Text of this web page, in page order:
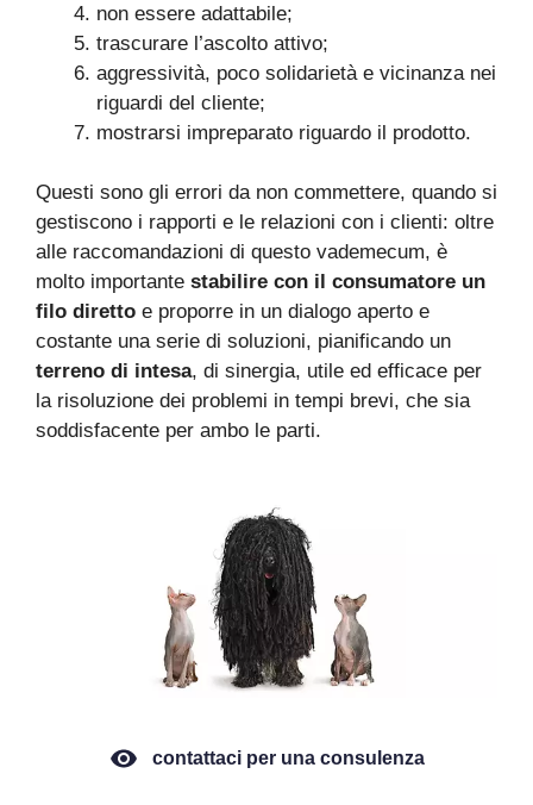
non essere adattabile;
trascurare l’ascolto attivo;
aggressività, poco solidarietà e vicinanza nei
riguardi del cliente;
mostrarsi impreparato riguardo il prodotto.
Questi sono gli errori da non commettere, quando si
gestiscono i rapporti e le relazioni con i clienti: oltre
alle raccomandazioni di questo vademecum, è
molto importante stabilire con il consumatore un
filo diretto e proporre in un dialogo aperto e
costante una serie di soluzioni, pianificando un
terreno di intesa, di sinergia, utile ed efficace per
la risoluzione dei problemi in tempi brevi, che sia
soddisfacente per ambo le parti.
contattaci per una consulenza